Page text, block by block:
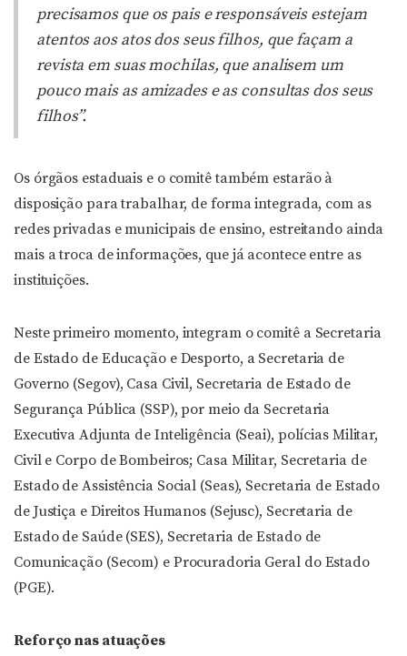
precisamos que os pais e responsáveis estejam
atentos aos atos dos seus filhos, que façam a
revista em suas mochilas, que analisem um
pouco mais as amizades e as consultas dos seus
filhos”.
Os órgãos estaduais e o comitê também estarão à
disposição para trabalhar, de forma integrada, com as
redes privadas e municipais de ensino, estreitando ainda
mais a troca de informações, que já acontece entre as
instituições.
Neste primeiro momento, integram o comitê a Secretaria
de Estado de Educação e Desporto, a Secretaria de
Governo (Segov), Casa Civil, Secretaria de Estado de
Segurança Pública (SSP), por meio da Secretaria
Executiva Adjunta de Inteligência (Seai), polícias Militar,
Civil e Corpo de Bombeiros; Casa Militar, Secretaria de
Estado de Assistência Social (Seas), Secretaria de Estado
de Justiça e Direitos Humanos (Sejusc), Secretaria de
Estado de Saúde (SES), Secretaria de Estado de
Comunicação (Secom) e Procuradoria Geral do Estado
(PGE).
Reforço nas atuações